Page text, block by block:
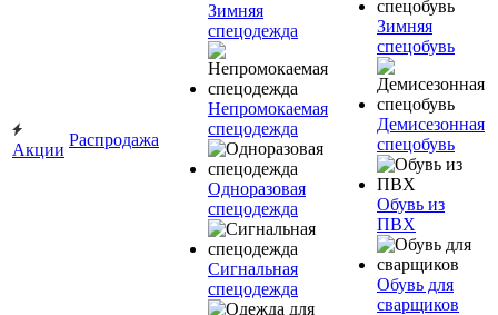
Акции
Распродажа
Зимняя
спецодежда
Непромокаемая
спецодежда
Одноразовая
спецодежда
Сигнальная
спецодежда
Зимняя
спецобувь
Демисезонная
спецобувь
Обувь из
ПВХ
Обувь для
сварщиков